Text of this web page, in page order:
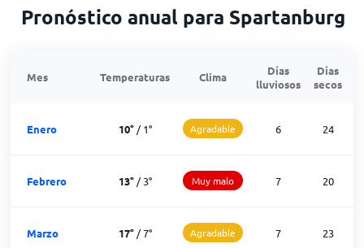
Pronóstico anual para Spartanburg
Mes Temperaturas Clima
Días
lluviosos
Días
secos
Enero 10°/1° Agradable 6 24
Febrero 13°/3° Muy malo 7 20
Marzo 17°/7° Agradable 7 23